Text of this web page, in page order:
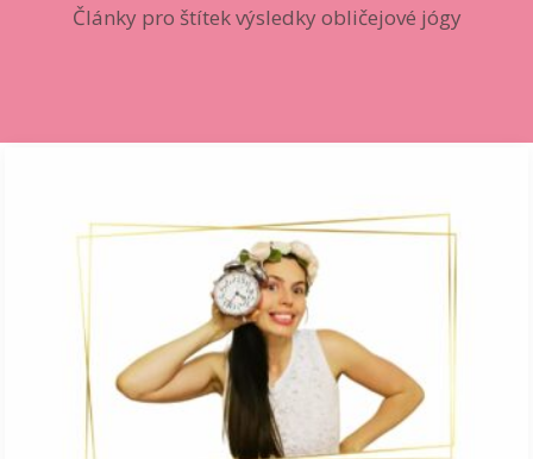
Články pro štítek výsledky obličejové jógy